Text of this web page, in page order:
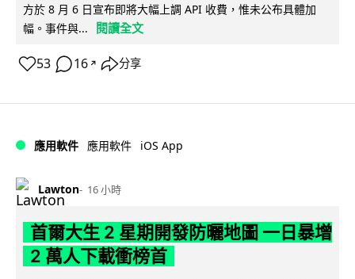
方於 8 月 6 日宣布即將大幅上調 API 收費，惟未公布具體加
幅。事件與...
閱讀全文
53 16 ↗ 分享
應用軟件 應用軟件 iOS App
Lawton 16 小時
首爾大生 2 星期開發防曬地圖 一日暴增
2 萬人下載衝榜首